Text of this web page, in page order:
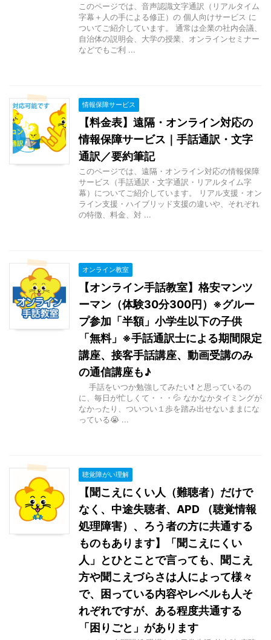
このページでは、音声認識文字通訳（リアルタイム
字幕＋人の手による修正）の 個人向けサービス に
ついてご紹介しています。 通常は企業の社内会議、
自治体の説明会、大学の授業、オンラインセミナー
などでもご利 ...
情報保障サービス
【料金表】遠隔・オンライン対応の
情報保障サービス｜手話通訳・文字
通訳／要約筆記
このページでは、遠隔・オンライン対応の情報保障
サービス（手話通訳・文字通訳・リアルタイム字
幕）についてご紹介しています。 リアル支援・オン
ライン支援・ハイブリッド支援の違いや、それぞれ
の特徴、料金、対 ...
オンライン教室
【オンライン手話教室】格安マンツ
ーマン（体験30分300円）※グルー
プ参加「半額」小学生以下の子供
「無料」※手話通訳士による期間限定
講座、接客手話講座、動画受講のみ
の通信講座も♪
手話をいつか勉強してみたい❗ と思っているの
に、毎日が忙しくて・・・💦 なかなかタイミングが
なかったり、ついつい１歩を踏み出せないままにな
っている😭 ...
聴覚障がい理解
【聞こえにくい人（難聴者）だけで
なく、中途失聴者、APD （聴覚情報
処理障害）、ろう者の方に共通する
ものもあります】「聞こえにくい
人」とひとことで言っても、聞こえ
方や聞こえづらさは人によって様々
で、困っている内容やレベルも人そ
れぞれですが、ある程度共通する
「困りごと」があります